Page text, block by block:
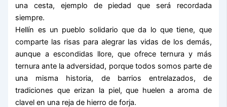
una cesta, ejemplo de piedad que será recordada
siempre.
Hellín es un pueblo solidario que da lo que tiene, que
comparte las risas para alegrar las vidas de los demás,
aunque a escondidas llore, que ofrece ternura y más
ternura ante la adversidad, porque todos somos parte de
una misma historia, de barrios entrelazados, de
tradiciones que erizan la piel, que huelen a aroma de
clavel en una reja de hierro de forja.